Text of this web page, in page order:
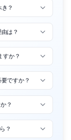
？
は？
か？
ですか？
？
？